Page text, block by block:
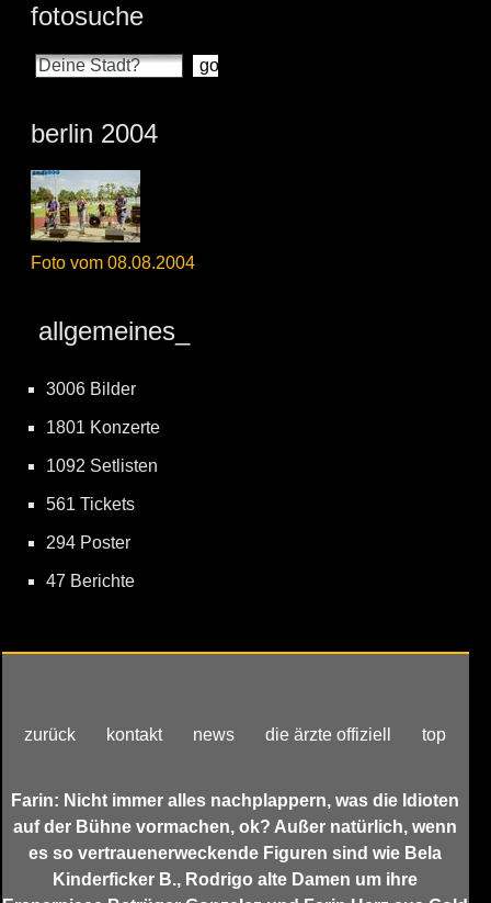
fotosuche
berlin 2004
Foto vom 08.08.2004
allgemeines_
3006 Bilder
1801 Konzerte
1092 Setlisten
561 Tickets
294 Poster
47 Berichte
zurück kontakt news die ärzte offiziell top
Farin: Nicht immer alles nachplappern, was die Idioten
auf der Bühne vormachen, ok? Außer natürlich, wenn
es so vertrauenerweckende Figuren sind wie Bela
Kinderficker B., Rodrigo alte Damen um ihre